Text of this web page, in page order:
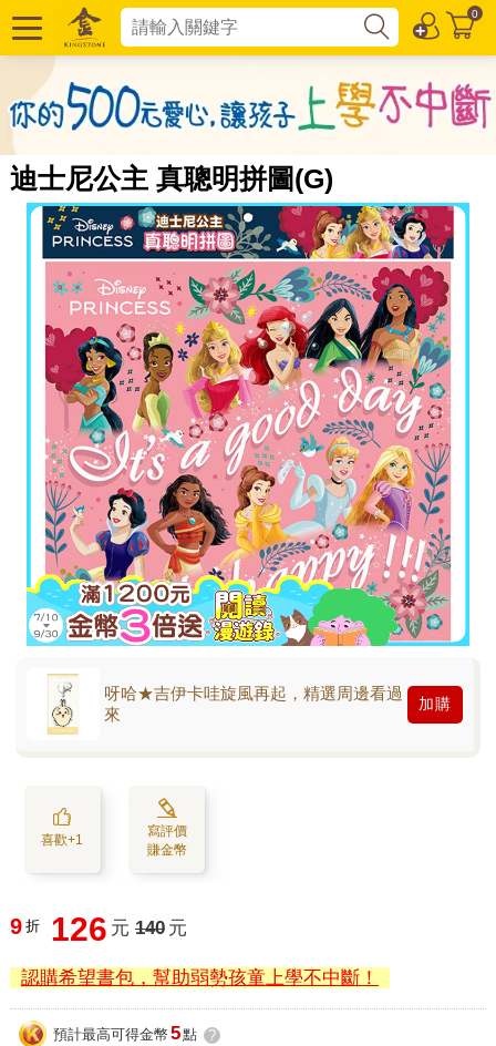
0
迪士尼公主 真聰明拼圖(G)
呀哈★吉伊卡哇旋風再起，精選周邊看過
來
加購
喜歡+1
寫評價
賺金幣
9 折 126 元 140 元
認購希望書包，幫助弱勢孩童上學不中斷！
預計最高可得金幣 5點 ?